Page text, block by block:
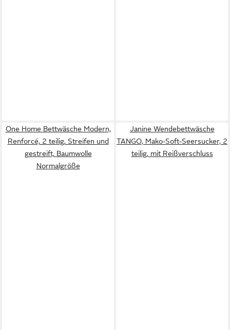
One Home Bettwäsche Modern,
Renforcé, 2 teilig, Streifen und
gestreift, Baumwolle
Normalgröße
Janine Wendebettwäsche
TANGO, Mako-Soft-Seersucker, 2
teilig, mit Reißverschluss